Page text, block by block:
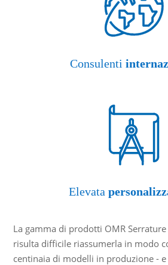
Consulenti
Elevata
La gamma di prodotti OMR
risulta difficile riassumerla in modo
centinaia di modelli in produzione -